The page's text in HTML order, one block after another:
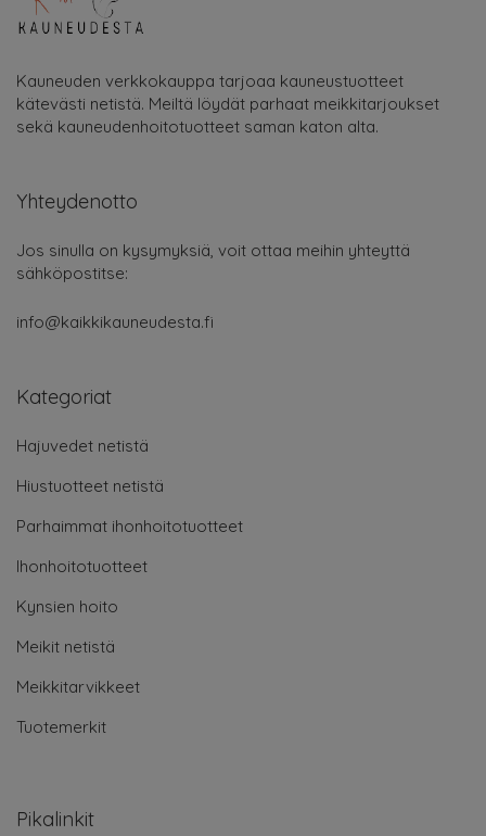
Kauneuden verkkokauppa tarjoaa kauneustuotteet
kätevästi netistä. Meiltä löydät parhaat meikkitarjoukset
sekä kauneudenhoitotuotteet saman katon alta.
Yhteydenotto
Jos sinulla on kysymyksiä, voit ottaa meihin yhteyttä
sähköpostitse:
info@kaikkikauneudesta.fi
Kategoriat
Hajuvedet netistä
Hiustuotteet netistä
Parhaimmat ihonhoitotuotteet
Ihonhoitotuotteet
Kynsien hoito
Meikit netistä
Meikkitarvikkeet
Tuotemerkit
Pikalinkit